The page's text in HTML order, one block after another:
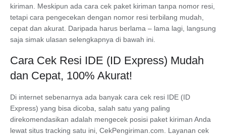
kiriman. Meskipun ada cara cek paket kiriman tanpa nomor resi,
tetapi cara pengecekan dengan nomor resi terbilang mudah,
cepat dan akurat. Daripada harus berlama – lama lagi, langsung
saja simak ulasan selengkapnya di bawah ini.
Cara Cek Resi IDE (ID Express) Mudah
dan Cepat, 100% Akurat!
Di internet sebenarnya ada banyak cara cek resi IDE (ID
Express) yang bisa dicoba, salah satu yang paling
direkomendasikan adalah mengecek posisi paket kiriman Anda
lewat situs tracking satu ini, CekPengiriman.com. Layanan cek